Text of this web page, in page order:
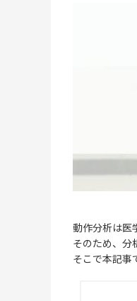
動作分析は医
そのため、分
そこで本記事